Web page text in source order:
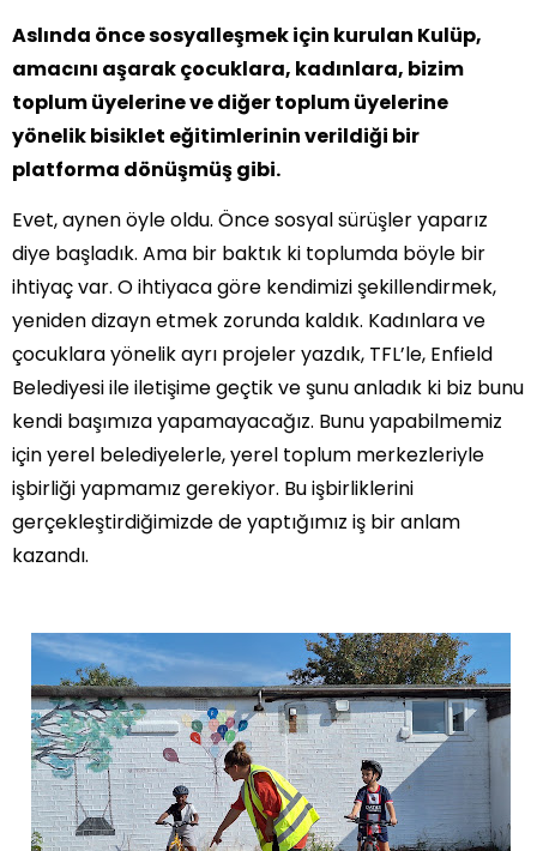
Aslında önce sosyalleşmek için kurulan Kulüp,
amacını aşarak çocuklara, kadınlara, bizim
toplum üyelerine ve diğer toplum üyelerine
yönelik bisiklet eğitimlerinin verildiği bir
platforma dönüşmüş gibi.
Evet, aynen öyle oldu. Önce sosyal sürüşler yaparız
diye başladık. Ama bir baktık ki toplumda böyle bir
ihtiyaç var. O ihtiyaca göre kendimizi şekillendirmek,
yeniden dizayn etmek zorunda kaldık. Kadınlara ve
çocuklara yönelik ayrı projeler yazdık, TFL’le, Enfield
Belediyesi ile iletişime geçtik ve şunu anladık ki biz bunu
kendi başımıza yapamayacağız. Bunu yapabilmemiz
için yerel belediyelerle, yerel toplum merkezleriyle
işbirliği yapmamız gerekiyor. Bu işbirliklerini
gerçekleştirdiğimizde de yaptığımız iş bir anlam
kazandı.